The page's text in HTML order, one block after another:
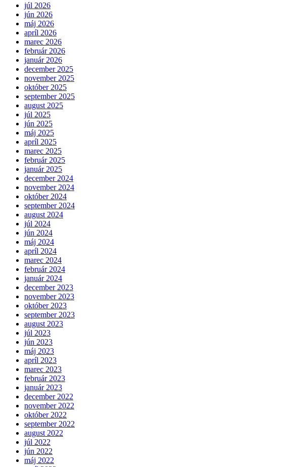
júl 2026
jún 2026
máj 2026
apríl 2026
marec 2026
február 2026
január 2026
december 2025
november 2025
október 2025
september 2025
august 2025
júl 2025
jún 2025
máj 2025
apríl 2025
marec 2025
február 2025
január 2025
december 2024
november 2024
október 2024
september 2024
august 2024
júl 2024
jún 2024
máj 2024
apríl 2024
marec 2024
február 2024
január 2024
december 2023
november 2023
október 2023
september 2023
august 2023
júl 2023
jún 2023
máj 2023
apríl 2023
marec 2023
február 2023
január 2023
december 2022
november 2022
október 2022
september 2022
august 2022
júl 2022
jún 2022
máj 2022